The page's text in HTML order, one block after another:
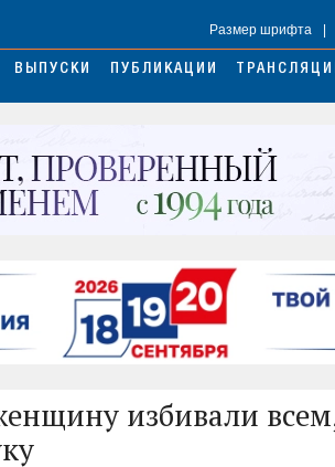
Размер шрифта
ВЫПУСКИ ПУБЛИКАЦИИ
избивали